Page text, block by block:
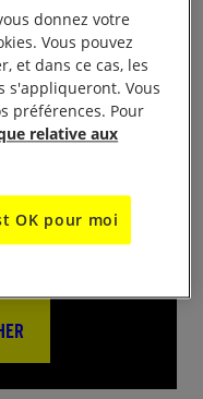
pour agir
donnez votre
Vous pouvez
et dans ce cas, les
s'appliqueront. Vous
préférences. Pour
relative aux
OK pour moi